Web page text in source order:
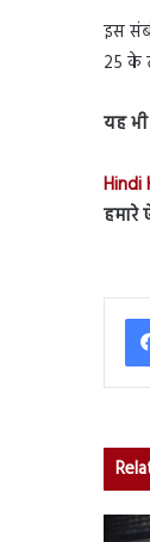
इस
25 के
यह
Hindi
हमारे